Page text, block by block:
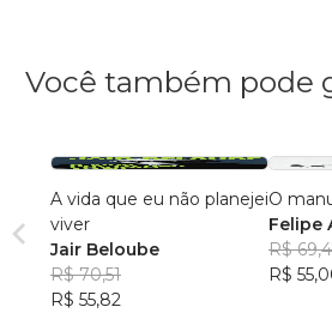
Você também pode
A vida que eu não planejei
viver
Jair Beloube
R$ 70,51
R$ 55,82
O
Felipe
R$
R$